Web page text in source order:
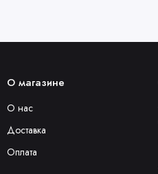
О магазине
О нас
Доставка
Оплата